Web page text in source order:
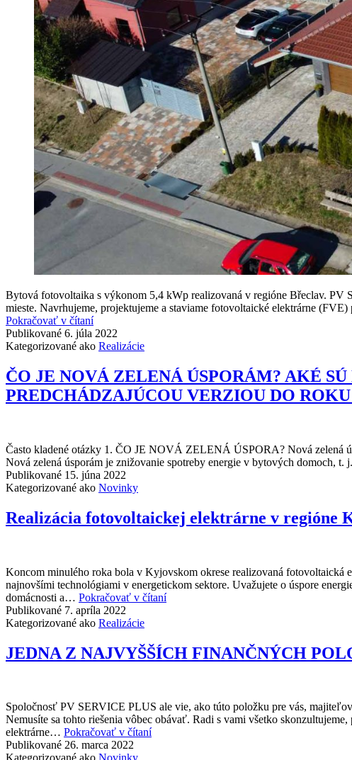
Bytová fotovoltaika s výkonom 5,4 kWp realizovaná v regióne Břeclav. PV
mieste. Navrhujeme, projektujeme a staviame fotovoltaické elektrárne
Pokračovať v čítaní5,4
kWp
fotovoltaiky
v
regióne
Břeclav
Publikované 6. júla 2022
Kategorizované ako Realizácie
ČO JE NOVÁ ZELENÁ ÚSPORÁM? AKÉ
PREDCHÁDZAJÚCOU VERZIOU DO ROKU
Často kladené otázky 1. ČO JE NOVÁ ZELENÁ ÚSPORA? Nová zelená
Nová zelená úsporám je znižovanie spotreby energie v bytových domoch,
Publikované 15. júna 2022
Kategorizované ako Novinky
Realizácia fotovoltaickej elektrárne v regióne
Koncom minulého roka bola v Kyjovskom okrese realizovaná fotovoltaická
najnovšími technológiami v energetickom sektore. Uvažujete o úspore
domácnosti a… Pokračovať v čítaníRealizácia
regióne
Kyjov
Publikované 7. apríla 2022
Kategorizované ako Realizácie
JEDNA Z NAJVYŠŠÍCH FINANČNÝCH
Spoločnosť PV SERVICE PLUS ale vie, ako túto položku pre vás,
Nemusíte sa tohto riešenia vôbec obávať. Radi s vami všetko
elektrárne… Pokračovať v čítaníJEDNA
Publikované 26. marca 2022